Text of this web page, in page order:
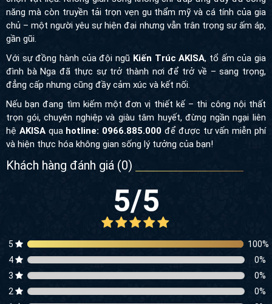
năng mà còn truyền tải trọn vẹn gu thẩm mỹ và cá tính của gia
chủ – một người yêu sự hiện đại nhưng vẫn trân trọng sự ấm áp,
gần gũi.
Với sự đồng hành của đội ngũ Kiến Trúc AKISA, tổ ấm của gia
đình bà Nga đã thực sự trở thành nơi để trở về – sang trọng,
đẳng cấp nhưng cũng đầy cảm xúc và kết nối.
Nếu bạn đang tìm kiếm một đơn vị thiết kế – thi công nội thất
trọn gói, chuyên nghiệp và giàu tâm huyết, đừng ngần ngại liên
hệ AKISAqua hotline: 0966.885.000 để được tư vấn miễn phí
và hiện thực hóa không gian sống lý tưởng của bạn!
Khách hàng đánh giá (0)
5/5
5 100%
4
0%
3
0%
2
0%